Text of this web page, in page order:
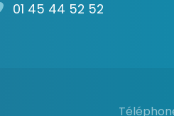
01 45 44 52 52